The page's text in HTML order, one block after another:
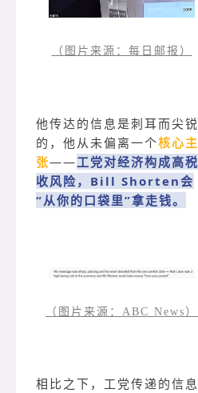
（图片来源：每日邮报）
他传达的信息是刺耳而尖锐
的，他从未偏离一个核心主
张——工党对经济构成高税
收风险，Bill Shorten会
“从你的口袋里”拿走钱。
（图片来源：ABC News）
相比之下，工党传递的信息